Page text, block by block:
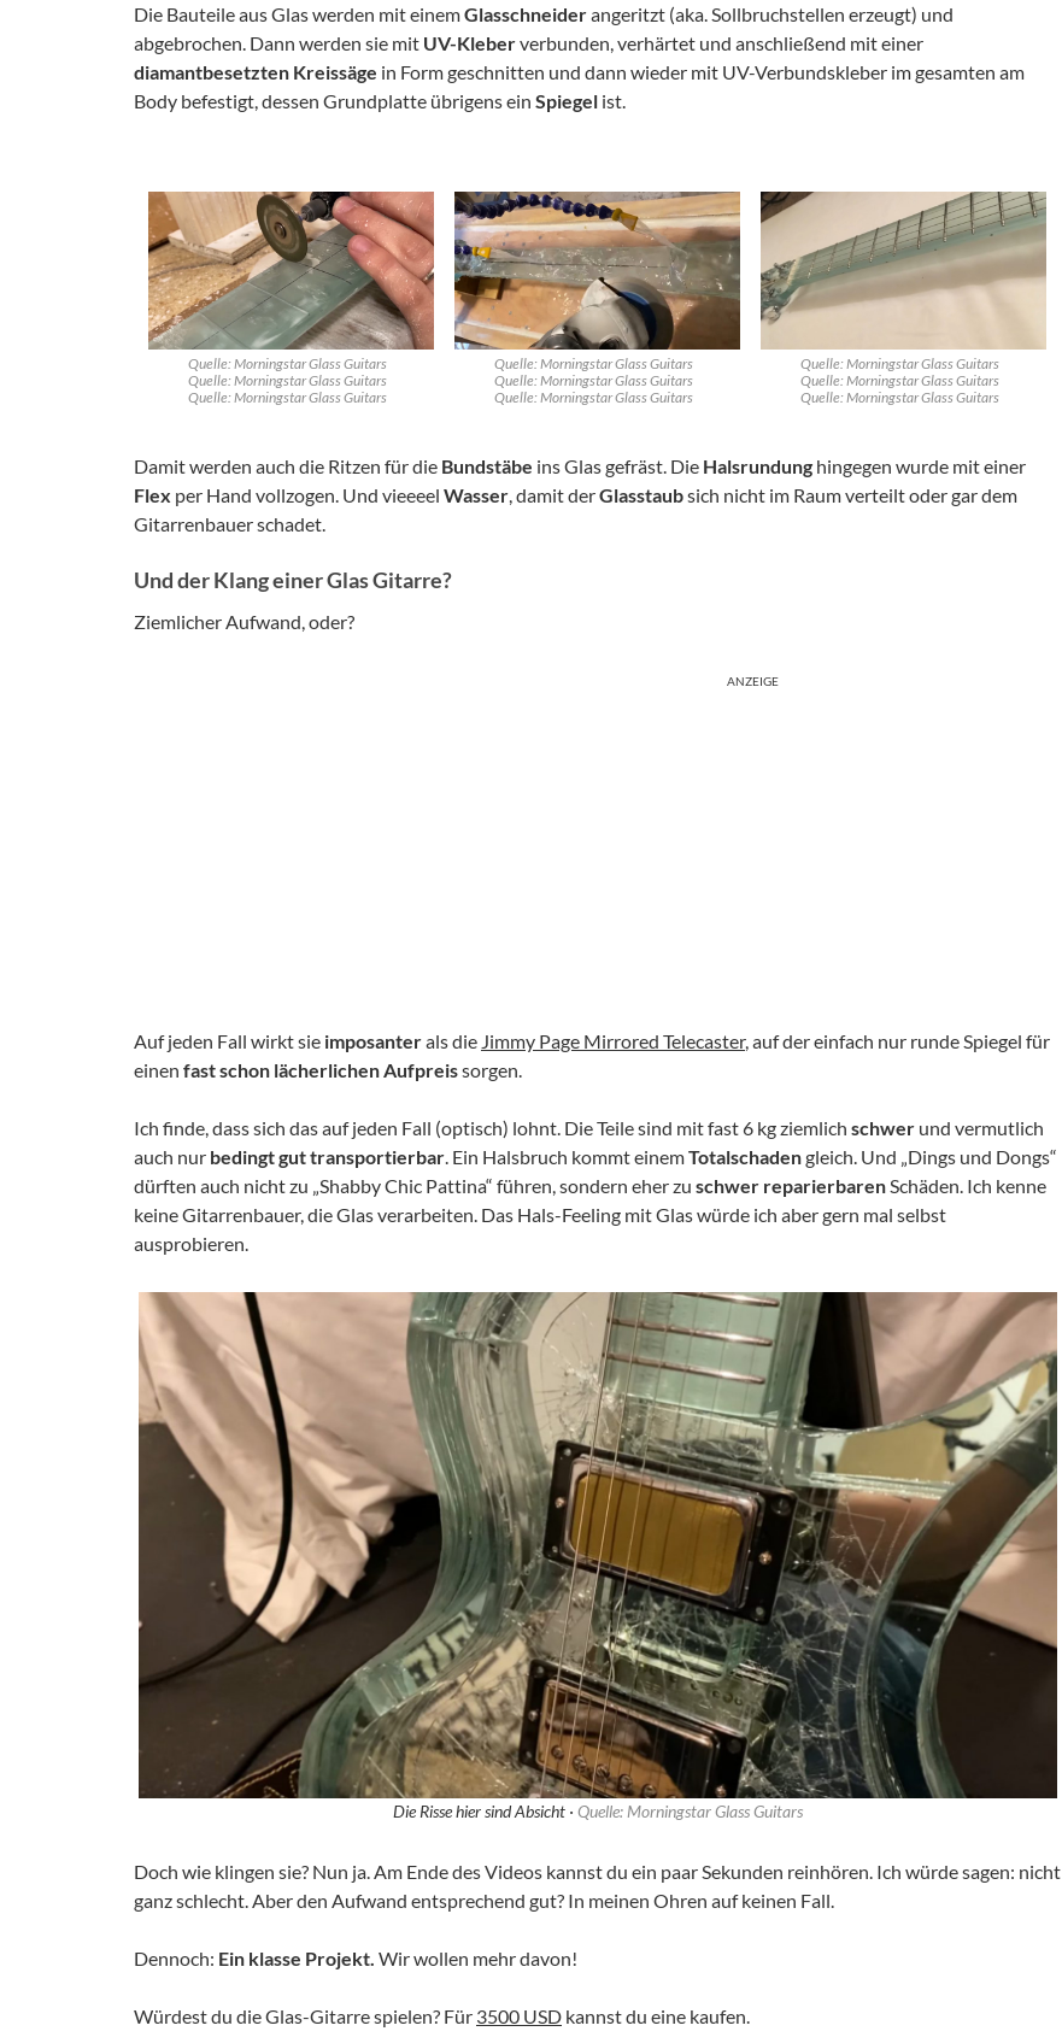
Die Bauteile aus Glas werden mit einemGlasschneiderangeritzt (aka. Sollbruchstellen erzeugt) und
abgebrochen. Dann werden sie mit UV-Kleberverbunden, verhärtet und anschließend mit einer
diamantbesetzten Kreissäge in Form geschnitten und dann wieder mit UV-Verbundskleber im gesamten am
Body befestigt, dessen Grundplatte übrigens ein Spiegel ist.
Quelle: Morningstar Glass Guitars
Quelle: Morningstar Glass Guitars
Quelle: Morningstar Glass Guitars
Quelle: Morningstar Glass Guitars
Quelle: Morningstar Glass Guitars
Quelle: Morningstar Glass Guitars
Quelle: Morningstar Glass Guitars
Quelle: Morningstar Glass Guitars
Quelle: Morningstar Glass Guitars
Damit werden auch die Ritzen für die Bundstäbe ins Glas gefräst. Die Halsrundung hingegen wurde mit einer
Flex per Hand vollzogen. Und vieeeel Wasser , damit derGlasstaubsich nicht im Raum verteilt oder gar dem
Gitarrenbauer schadet.
Und der Klang einer Glas Gitarre?
Ziemlicher Aufwand, oder?
ANZEIGE
Auf jeden Fall wirkt sie imposanterals die Jimmy Page Mirrored Telecaster, auf der einfach nur runde Spiegel für
einen fast schon lächerlichen Aufpreissorgen.
Ich finde, dass sich das auf jeden Fall (optisch) lohnt. Die Teile sind mit fast 6 kg ziemlich schwer und vermutlich
auch nur bedingt gut transportierbar . Ein Halsbruch kommt einemTotalschadengleich. Und „Dings und Dongs“
dürften auch nicht zu „Shabby Chic Pattina“ führen, sondern eher zu schwer reparierbaren Schäden. Ich kenne
keine Gitarrenbauer, die Glas verarbeiten. Das Hals-Feeling mit Glas würde ich aber gern mal selbst
ausprobieren.
Die Risse hier sind Absicht · Quelle: Morningstar Glass Guitars
Doch wie klingen sie? Nun ja. Am Ende des Videos kannst du ein paar Sekunden reinhören. Ich würde sagen: nicht
ganz schlecht. Aber den Aufwand entsprechend gut? In meinen Ohren auf keinen Fall.
Dennoch: Ein klasse Projekt. Wir wollen mehr davon!
Würdest du die Glas-Gitarre spielen? Für 3500 USD kannst du eine kaufen.